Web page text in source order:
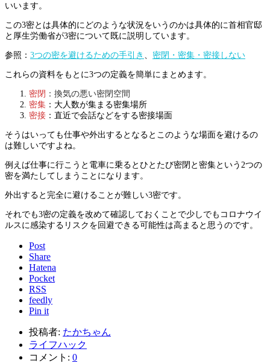
いいます。
この3密とは具体的にどのような状況をいうのかは具体的に首相官邸
と厚生労働省が3密について既に説明しています。
参照： 3つの密を避けるための手引き 密閉・密集・密接しない
これらの資料をもとに3つの定義を簡単にまとめます。
密閉 ：換気の悪い密閉空間
密集 ：大人数が集まる密集場所
密接 ：直近で会話などをする密接場面
そうはいっても仕事や外出するとなるとこのような場面を避けるの
は難しいですよね。
例えば仕事に行こうと電車に乗るとひとたび密閉と密集という2つの
密を満たしてしまうことになります。
外出すると完全に避けることが難しい3密です。
それでも3密の定義を改めて確認しておくことで少しでもコロナウイ
ルスに感染するリスクを回避できる可能性は高まると思うのです。
Post
Share
Hatena
Pocket
RSS
feedly
Pin it
投稿者: たかちゃん
ライフハック
コメント: 0